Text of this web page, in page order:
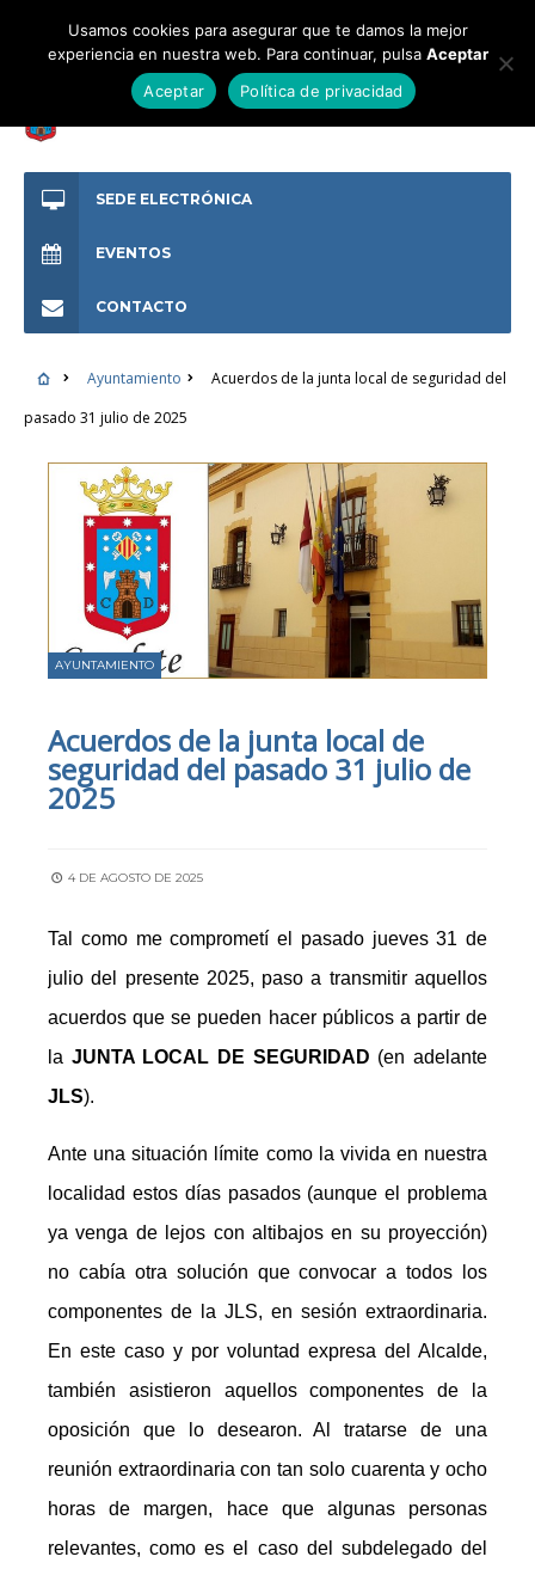
SEDE ELECTRÓNICA
EVENTOS
CONTACTO
Ayuntamiento
Acuerdos de la junta local de seguridad del
pasado 31 julio de 2025
AYUNTAMIENTO
Acuerdos de la junta local de
seguridad del pasado 31 julio de
2025
4 DE AGOSTO DE 2025
Tal como me comprometí el pasado jueves 31 de
julio del presente 2025, paso a transmitir aquellos
acuerdos que se pueden hacer públicos a partir de
la JUNTA LOCAL DE SEGURIDAD (en adelante
JLS).
Ante una situación límite como la vivida en nuestra
localidad estos días pasados (aunque el problema
ya venga de lejos con altibajos en su proyección)
no cabía otra solución que convocar a todos los
componentes de la JLS, en sesión extraordinaria.
En este caso y por voluntad expresa del Alcalde,
también asistieron aquellos componentes de la
oposición que lo desearon. Al tratarse de una
reunión extraordinaria con tan solo cuarenta y ocho
horas de margen, hace que algunas personas
relevantes, como es el caso del subdelegado del
Usamos cookies para asegurar que te damos la mejor
experiencia en nuestra web. Para continuar, pulsa Aceptar
Aceptar
Política de privacidad